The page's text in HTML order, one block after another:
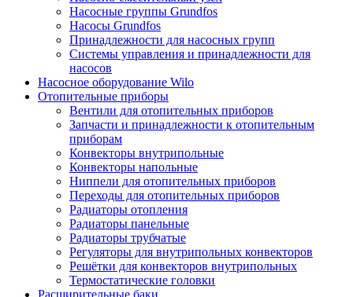
Насосные группы Grundfos
Насосы Grundfos
Принадлежности для насосных групп
Системы управления и принадлежности для
насосов
Насосное оборудование Wilo
Отопительные приборы
Вентили для отопительных приборов
Запчасти и принадлежности к отопительным
приборам
Конвекторы внутрипольные
Конвекторы напольные
Ниппели для отопительных приборов
Переходы для отопительных приборов
Радиаторы отопления
Радиаторы панельные
Радиаторы трубчатые
Регуляторы для внутрипольных конвекторов
Решётки для конвекторов внутрипольных
Термостатические головки
Расширительные баки